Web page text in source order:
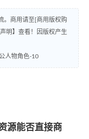
。商用请至[商用版权购
明】查看！因版权产生
人物角色-10
源能否直接商